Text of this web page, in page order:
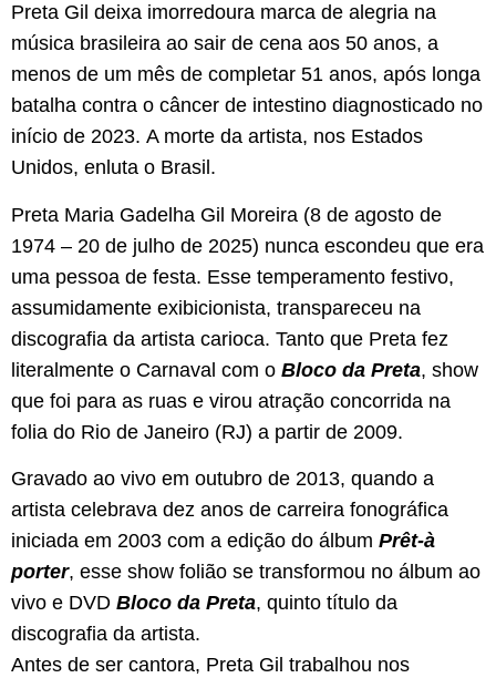
Preta Gil deixa imorredoura marca de alegria na
música brasileira ao sair de cena aos 50 anos, a
menos de um mês de completar 51 anos, após longa
batalha contra o câncer de intestino diagnosticado no
início de 2023. A morte da artista, nos Estados
Unidos, enluta o Brasil.
Preta Maria Gadelha Gil Moreira (8 de agosto de
1974 – 20 de julho de 2025) nunca escondeu que era
uma pessoa de festa. Esse temperamento festivo,
assumidamente exibicionista, transpareceu na
discografia da artista carioca. Tanto que Preta fez
literalmente o Carnaval com o Bloco da Preta, show
que foi para as ruas e virou atração concorrida na
folia do Rio de Janeiro (RJ) a partir de 2009.
Gravado ao vivo em outubro de 2013, quando a
artista celebrava dez anos de carreira fonográfica
iniciada em 2003 com a edição do álbum Prêt-à
porter, esse show folião se transformou no álbum ao
vivo e DVD Bloco da Preta, quinto título da
discografia da artista.
Antes de ser cantora, Preta Gil trabalhou nos